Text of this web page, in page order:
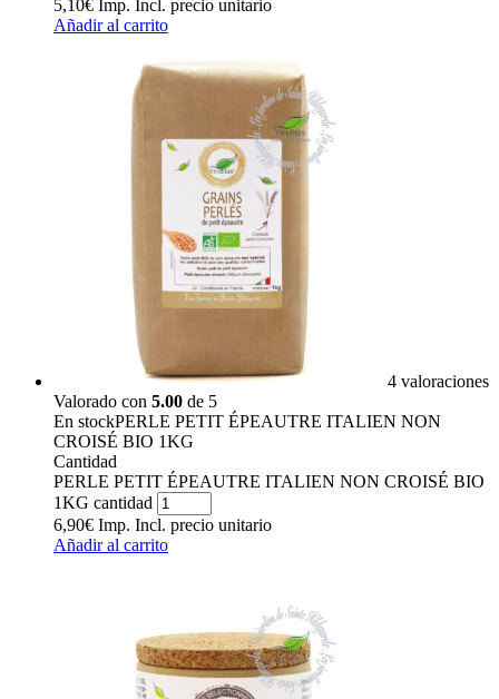
5,10€ Imp. Incl. precio unitario
Añadir al carrito
4 valoraciones
Valorado con 5.00 de 5
En stockPERLE PETIT ÉPEAUTRE ITALIEN NON
CROISÉ BIO 1KG
Cantidad
PERLE PETIT ÉPEAUTRE ITALIEN NON CROISÉ BIO
1KG cantidad
6,90€ Imp. Incl. precio unitario
Añadir al carrito